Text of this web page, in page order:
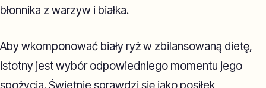
błonnika z warzyw i białka.
Aby wkomponować biały ryż w zbilansowaną dietę,
istotny jest wybór odpowiedniego momentu jego